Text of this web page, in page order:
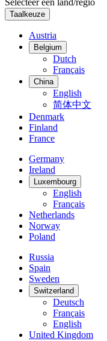
Taalkeuze
Austria
Belgium
Dutch
Français
China
English
简体中文
Denmark
Finland
France
Germany
Ireland
Luxembourg
English
Français
Netherlands
Norway
Poland
Russia
Spain
Sweden
Switzerland
Deutsch
Français
English
United Kingdom